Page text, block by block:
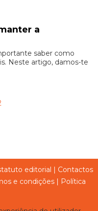
a
saber como
Neste artigo, damos-te
editorial | Contactos
e condições | Política